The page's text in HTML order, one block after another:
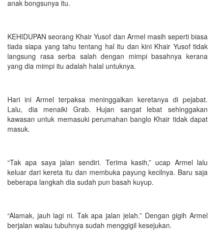
anak bongsunya itu.
KEHIDUPAN seorang Khair Yusof dan Armel masih seperti biasa
tiada siapa yang tahu tentang hal itu dan kini Khair Yusof tidak
langsung rasa serba salah dengan mimpi basahnya kerana
yang dia mimpi itu adalah halal untuknya.
Hari ini Armel terpaksa meninggalkan keretanya di pejabat.
Lalu, dia menaiki Grab. Hujan sangat lebat sehinggakan
kawasan untuk memasuki perumahan banglo Khair tidak dapat
masuk.
“Tak apa saya jalan sendiri. Terima kasih,” ucap Armel lalu
keluar dari kereta itu dan membuka payung kecilnya. Baru saja
beberapa langkah dia sudah pun basah kuyup.
“Alamak, jauh lagi ni. Tak apa jalan jelah.” Dengan gigih Armel
berjalan walau tubuhnya sudah menggigil kesejukan.